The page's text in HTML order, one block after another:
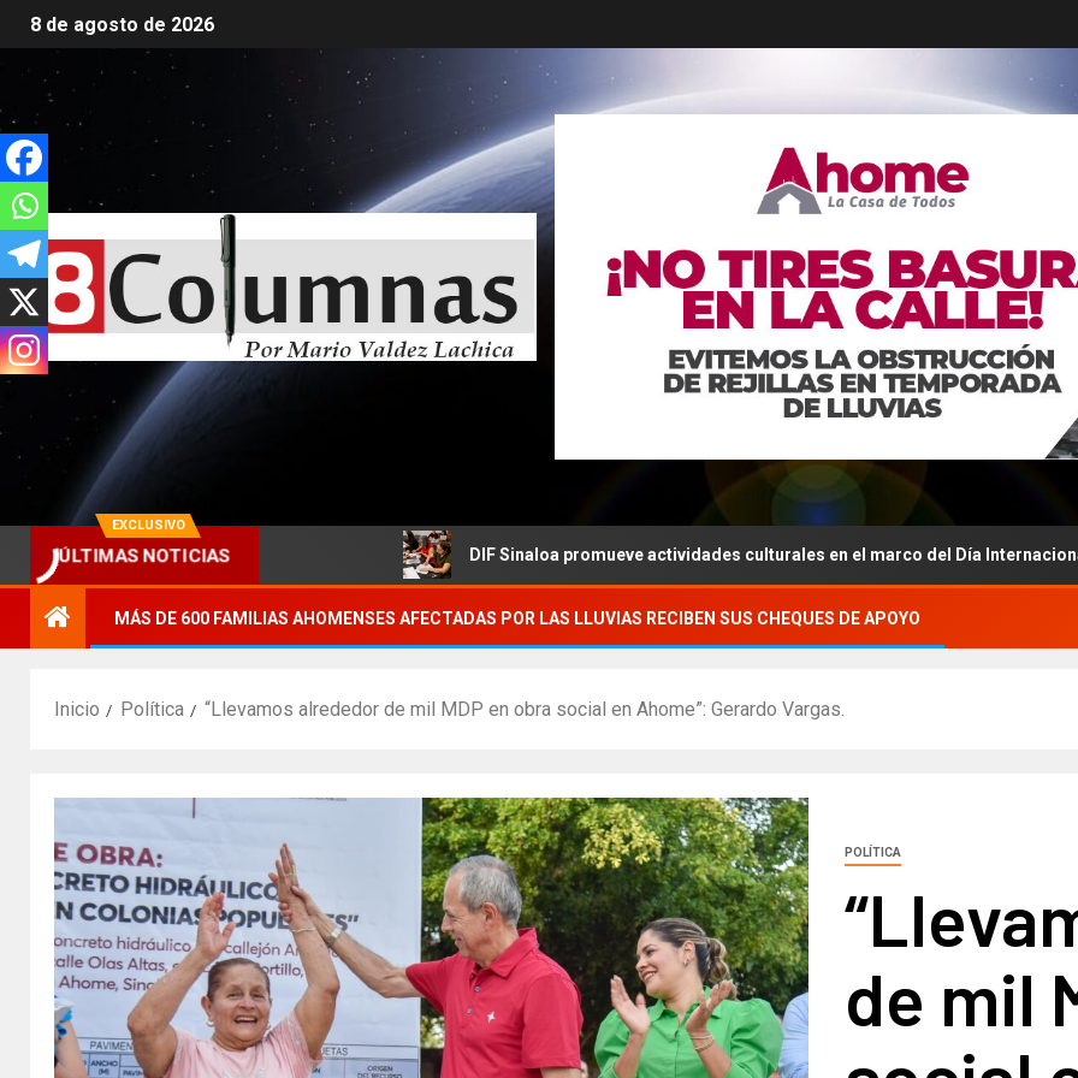
8 de agosto de 2026
EXCLUSIVO
ÚLTIMAS NOTICIAS DIF Sinaloa promueve actividades culturales en el marco del Día Internacional de los
MÁS DE 600 FAMILIAS AHOMENSES AFECTADAS POR LAS LLUVIAS RECIBEN SUS CHEQUES DE APOYO
Inicio Política “Llevamos alrededor de mil MDP en obra social en Ahome”: Gerardo Vargas.
POLÍTICA
de mil